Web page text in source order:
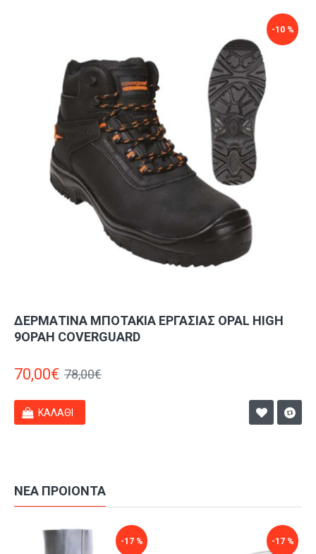
-50 %
ΜΆΣΚΑ 5 ΣΤΡΩΜΆΤΩΝ ΥΨΗΛΉΣ ΠΡΟΣΤΑΣΊΑΣ
FFP2 NR MUSK ΡΟΖ
0,50€ 1,00€
ΚΑΛΆΘΙ
ΝΕΑ ΠΡΟΙΟΝΤΑ
-17 % -17 %